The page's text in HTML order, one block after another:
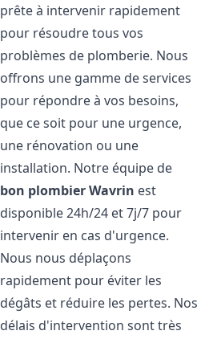
prête à intervenir rapidement
pour résoudre tous vos
problèmes de plomberie. Nous
offrons une gamme de services
pour répondre à vos besoins,
que ce soit pour une urgence,
une rénovation ou une
installation. Notre équipe de
bon plombierWavrin est
disponible 24h/24 et 7j/7 pour
intervenir en cas d'urgence.
Nous nous déplaçons
rapidement pour éviter les
dégâts et réduire les pertes. Nos
délais d'intervention sont très